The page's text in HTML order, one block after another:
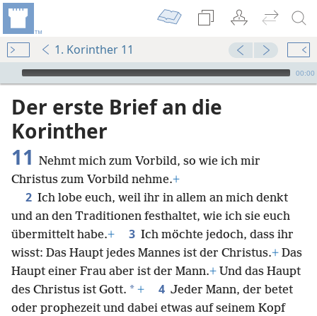
1. Korinther 11
Audio Player
00:00
Der erste Brief an die
Korinther
11 Nehmt mich zum Vorbild, so wie ich mir
Christus zum Vorbild nehme.+
2 Ich lobe euch, weil ihr in allem an mich denkt
und an den Traditionen festhaltet, wie ich sie euch
übermittelt habe.+ 3 Ich möchte jedoch, dass ihr
wisst: Das Haupt jedes Mannes ist der Christus.+ Das
Haupt einer Frau aber ist der Mann.+ Und das Haupt
des Christus ist Gott. * + 4 Jeder Mann, der betet
oder prophezeit und dabei etwas auf seinem Kopf